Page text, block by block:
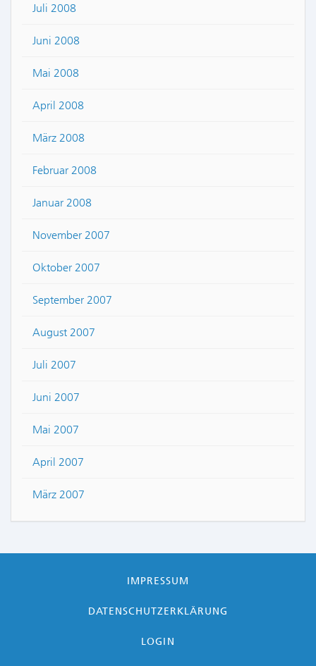
Juli 2008
Juni 2008
Mai 2008
April 2008
März 2008
Februar 2008
Januar 2008
November 2007
Oktober 2007
September 2007
August 2007
Juli 2007
Juni 2007
Mai 2007
April 2007
März 2007
IMPRESSUM
DATENSCHUTZERKLÄRUNG
LOGIN